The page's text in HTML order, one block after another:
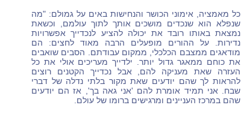
כל מאמציה, אימוני הכושר והנחישות באים על גמולם: "מה
שנפלא הוא שנכדים מושכים אותך לתוך עולמם, וכשאת
נמצאת באותו רובד את יכולה להציע לנכדייך אפשרויות
נדירות. על ההורים מופעלים הרבה מאוד לחצים: הם
מודאגים ממצבם הכלכלי, ממקום עבודתם. הסבים שואבים
את כוחם ממאגר גדול יותר. ילדייך מעריכים אולי את כל
העזרה שאת מעניקה להם, אבל נכדייך הקטנים רוצים
להראות לך שהם יודעים שאת מקור בלתי נדלה של דברי
שבח. אני תמיד אומרת להם 'אני גאה בך', אז הם יודעים
שהם במרכז העניינים ומרגישים ברומו של עולם.